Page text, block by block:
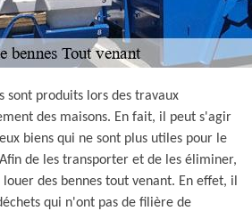
sont produits lors des travaux
des maisons. En fait, il peut s'agir
biens qui ne sont plus utiles pour le
de les transporter et de les éliminer,
des bennes tout venant. En effet, il
qui n'ont pas de filière de